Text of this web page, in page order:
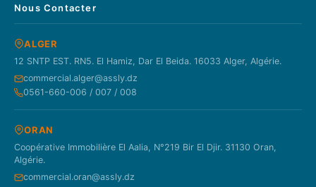
Nous Contacter
ALGER
12 SNTP EST. RN5. El Hamiz, Dar El Beida. 16033 Alger, Algérie.
commercial.alger@assly.dz
0561-660-006 / 007 / 008
ORAN
Coopérative Immobilière El Aalia, N°219 Bir El Djir. 31130 Oran,
Algérie.
commercial.oran@assly.dz